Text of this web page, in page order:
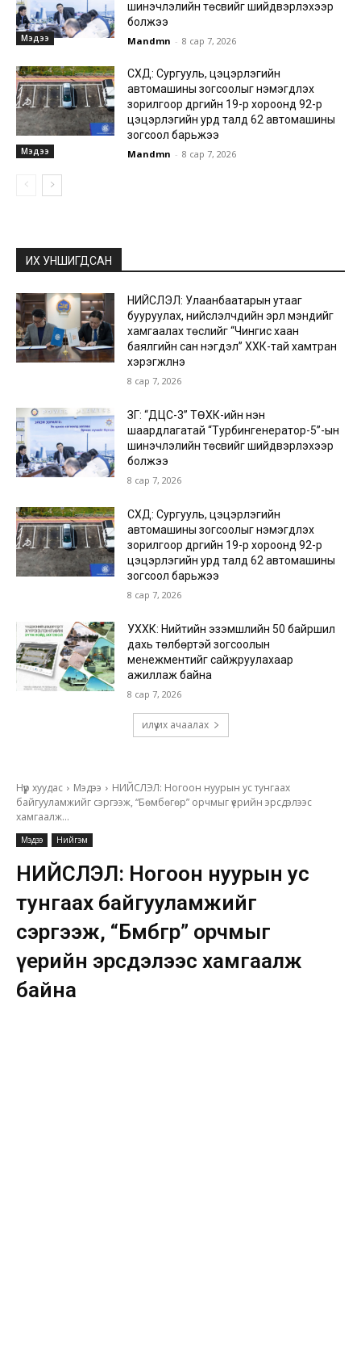
Мэдээ
шинэчлэлийн төсвийг шийдвэрлэхээр
болжээ
Mandmn - 8 сар 7, 2026
Мэдээ
СХД: Сургууль, цэцэрлэгийн
автомашины зогсоолыг нэмэгдүүлэх
зорилгоор дүүргийн 19-р хороонд 92-р
цэцэрлэгийн урд талд 62 автомашины
зогсоол барьжээ
Mandmn - 8 сар 7, 2026
ИХ УНШИГДСАН
НИЙСЛЭЛ: Улаанбаатарын утааг
бууруулах, нийслэлчүүдийн эрүүл мэндийг
хамгаалах төслийг “Чингис хаан
баялгийн сан нэгдэл” ХХК-тай хамтран
хэрэгжүүлнэ
8 сар 7, 2026
ЗГ: “ДЦС-3” ТӨХК-ийн нэн
шаардлагатай “Турбингенератор-5”-ын
шинэчлэлийн төсвийг шийдвэрлэхээр
болжээ
8 сар 7, 2026
СХД: Сургууль, цэцэрлэгийн
автомашины зогсоолыг нэмэгдүүлэх
зорилгоор дүүргийн 19-р хороонд 92-р
цэцэрлэгийн урд талд 62 автомашины
зогсоол барьжээ
8 сар 7, 2026
УХХК: Нийтийн эзэмшлийн 50 байршил
дахь төлбөртэй зогсоолын
менежментийг сайжруулахаар
ажиллаж байна
8 сар 7, 2026
илүү их ачаалах